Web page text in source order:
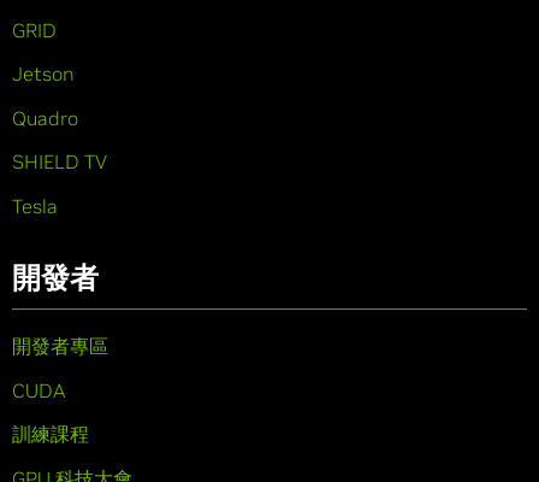
GRID
Jetson
Quadro
SHIELD TV
Tesla
開發者
開發者專區
CUDA
訓練課程